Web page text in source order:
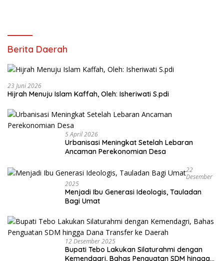
Berita Daerah
23 Juni 2026
Hijrah Menuju Islam Kaffah, Oleh: Isheriwati S.pdi
5 April 2026
Urbanisasi Meningkat Setelah Lebaran
Ancaman Perekonomian Desa
22
Desember
2025
Menjadi Ibu Generasi Ideologis, Tauladan
Bagi Umat
12 Desember 2025
Bupati Tebo Lakukan Silaturahmi dengan
Kemendagri, Bahas Penguatan SDM hingga